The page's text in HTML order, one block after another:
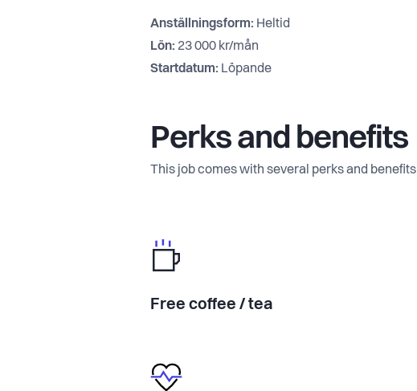
Anställningsform: Heltid
Lön: 23 000 kr/mån
Startdatum: Löpande
Perks and benefits
This job comes with several perks and benefits
Free coffee / tea